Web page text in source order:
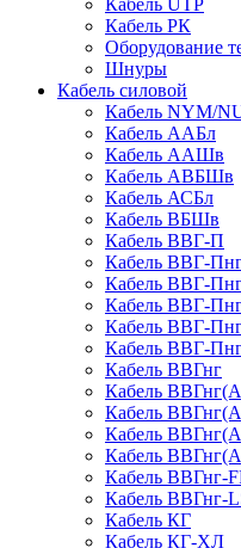
Кабель UTP
Кабель РК
Оборудование
Шнуры
Кабель силовой
Кабель NYM/
Кабель ААБл
Кабель ААШв
Кабель АВБШв
Кабель АСБл
Кабель ВБШв
Кабель ВВГ-П
Кабель ВВГ-
Кабель ВВГ-
Кабель ВВГ-
Кабель ВВГ-
Кабель ВВГ-
Кабель ВВГнг
Кабель
Кабель
Кабель
Кабель
Кабель ВВГнг-
Кабель ВВГнг-
Кабель КГ
Кабель КГ-ХЛ